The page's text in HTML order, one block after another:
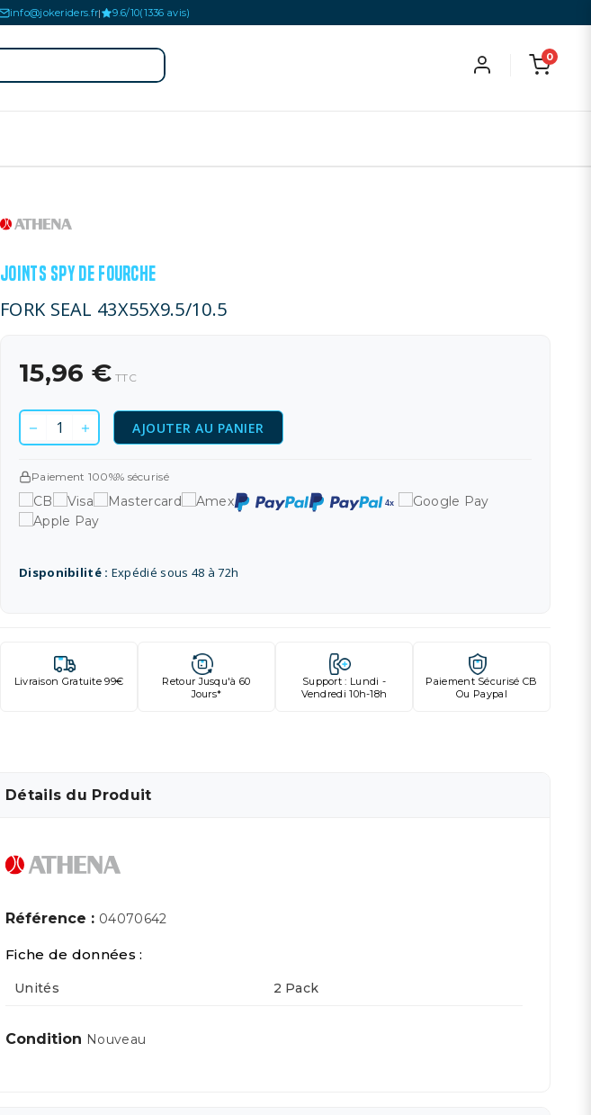
info@jokeriders.fr| 9.6/10(1336 avis)
0
JOINTS SPY DE FOURCHE
FORK SEAL 43X55X9.5/10.5
15,96 € TTC
AJOUTER AU PANIER
Paiement 100%% sécurisé
Disponibilité : Expédié sous 48 à 72h
Livraison Gratuite 99€
Retour Jusqu'à 60
Jours*
Support : Lundi -
Vendredi 10h-18h
Paiement Sécurisé CB
Ou Paypal
Détails du Produit
Référence : 04070642
Fiche de données :
Unités 2 Pack
Condition Nouveau